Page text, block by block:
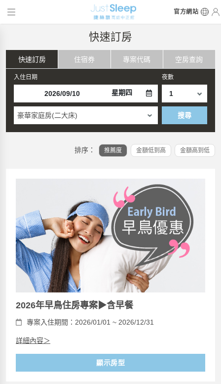
官方網站
快速訂房
快速訂房 住宿券 專案代碼 空房查詢
入住日期
星期四
夜數
豪華家庭房(二大床) 搜尋
排序： 推薦度 金額低到高 金額高到低
2026年早鳥住房專案▶含早餐
專案入住期間：2026/01/01 ~ 2026/12/31
詳細內容＞
顯示房型